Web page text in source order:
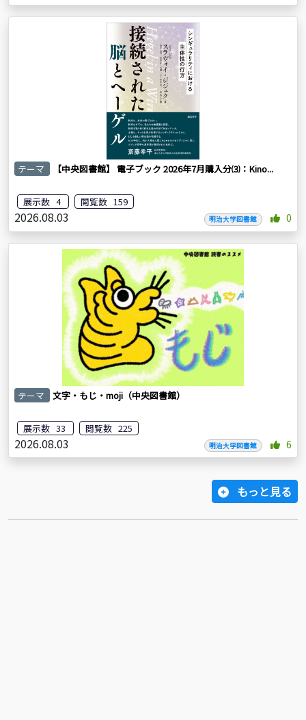
テーマ 【中央図書館】 電子ブック 2026年7月購入分⑶：Kino...
展示数 4 閲覧数 159
2026.08.03 明治大学図書館 0
テーマ 文字・もじ・moji（中央図書館）
展示数 33 閲覧数 225
2026.08.03 明治大学図書館 6
もっと見る